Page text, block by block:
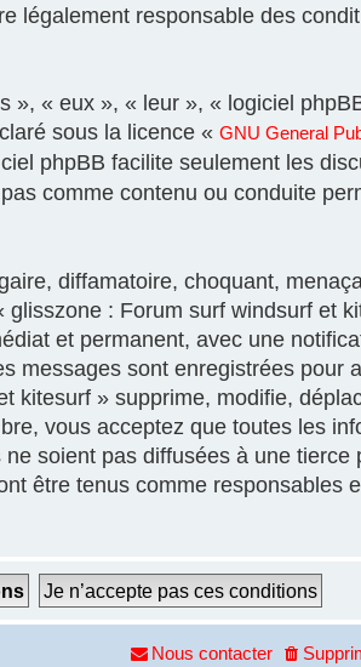
légalement responsable des
« eux », « leur », « logiciel
sous la licence « GNU General
phpBB facilite seulement les
comme contenu ou conduite
diffamatoire, choquant,
: Forum surf windsurf et
et permanent, avec une
messages sont enregistrées pour
» supprime, modifie,
vous acceptez que toutes les
soient pas diffusées à une
être tenus comme responsables
Nous contacter